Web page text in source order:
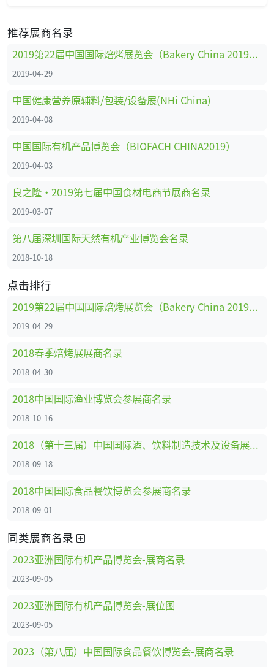
推荐展商名录
2019第22届中国国际焙烤展览会（Bakery China 2019）展商名录
2019-04-29
中国健康营养原辅料/包装/设备展(NHi China)
2019-04-08
中国国际有机产品博览会（BIOFACH CHINA2019）
2019-04-03
良之隆·2019第七届中国食材电商节展商名录
2019-03-07
第八届深圳国际天然有机产业博览会名录
2018-10-18
点击排行
2019第22届中国国际焙烤展览会（Bakery China 2019）展商名录
2019-04-29
2018春季焙烤展展商名录
2018-04-30
2018中国国际渔业博览会参展商名录
2018-10-16
2018（第十三届）中国国际酒、饮料制造技术及设备展览会展商名录
2018-09-18
2018中国国际食品餐饮博览会参展商名录
2018-09-01
同类展商名录
2023亚洲国际有机产品博览会-展商名录
2023-09-05
2023亚洲国际有机产品博览会-展位图
2023-09-05
2023（第八届）中国国际食品餐饮博览会-展商名录